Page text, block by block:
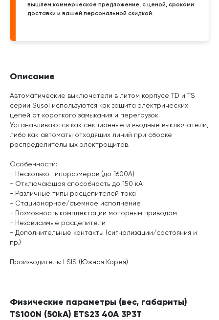
вышлем коммерческое предложение, с ценой, сроками
доставки и вашей персональной скидкой.
Описание
Автоматические выключатели в литом корпусе TD и TS
серии Susol используются как защита электрических
цепей от короткого замыкания и перегрузок.
Устанавливаются как секционные и вводные выключатели,
либо как автоматы отходящих линий при сборке
распределительных электрощитов.
Особенности:
- Несколько типоразмеров (до 1600А)
- Отключающая способность до 150 кА
- Различные типы расцепителей тока
- Стационарное/съемное исполнение
- Возможность комплектации моторным приводом
- Независимые расцепители
- Дополнительные контакты (сигнализации/состояния и
пр.)
Производитель: LSIS (Южная Корея)
Физические параметры (вес, габариты)
TS100N (50kA) ETS23 40A 3P3T